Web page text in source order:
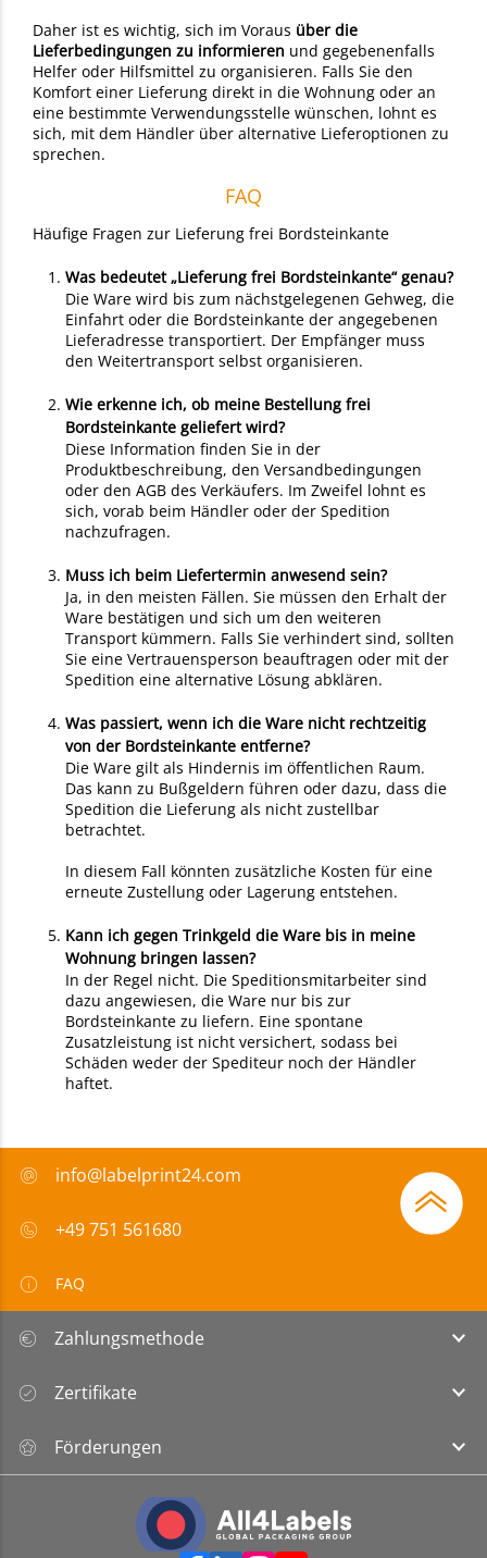
Daher ist es wichtig, sich im Voraus über die
Lieferbedingungen zu informieren und gegebenenfalls
Helfer oder Hilfsmittel zu organisieren. Falls Sie den
Komfort einer Lieferung direkt in die Wohnung oder an
eine bestimmte Verwendungsstelle wünschen, lohnt es
sich, mit dem Händler über alternative Lieferoptionen zu
sprechen.
FAQ
Häufige Fragen zur Lieferung frei Bordsteinkante
Was bedeutet „Lieferung frei Bordsteinkante“ genau?
Die Ware wird bis zum nächstgelegenen Gehweg, die
Einfahrt oder die Bordsteinkante der angegebenen
Lieferadresse transportiert. Der Empfänger muss
den Weitertransport selbst organisieren.
Wie erkenne ich, ob meine Bestellung frei
Bordsteinkante geliefert wird?
Diese Information finden Sie in der
Produktbeschreibung, den Versandbedingungen
oder den AGB des Verkäufers. Im Zweifel lohnt es
sich, vorab beim Händler oder der Spedition
nachzufragen.
Muss ich beim Liefertermin anwesend sein?
Ja, in den meisten Fällen. Sie müssen den Erhalt der
Ware bestätigen und sich um den weiteren
Transport kümmern. Falls Sie verhindert sind, sollten
Sie eine Vertrauensperson beauftragen oder mit der
Spedition eine alternative Lösung abklären.
Was passiert, wenn ich die Ware nicht rechtzeitig
von der Bordsteinkante entferne?
Die Ware gilt als Hindernis im öffentlichen Raum.
Das kann zu Bußgeldern führen oder dazu, dass die
Spedition die Lieferung als nicht zustellbar
betrachtet.
In diesem Fall könnten zusätzliche Kosten für eine
erneute Zustellung oder Lagerung entstehen.
Kann ich gegen Trinkgeld die Ware bis in meine
Wohnung bringen lassen?
In der Regel nicht. Die Speditionsmitarbeiter sind
dazu angewiesen, die Ware nur bis zur
Bordsteinkante zu liefern. Eine spontane
Zusatzleistung ist nicht versichert, sodass bei
Schäden weder der Spediteur noch der Händler
haftet.
info@labelprint24.com
+49 751 561680
FAQ
Zahlungsmethode
Zertifikate
Förderungen